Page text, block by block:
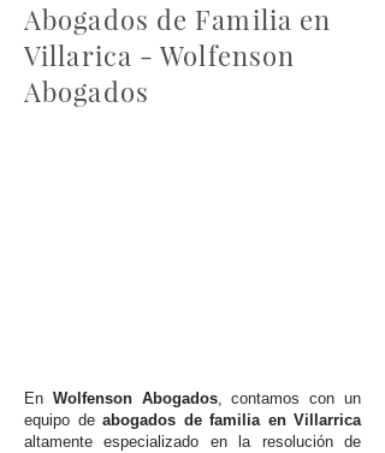
Abogados de Familia en
Villarica - Wolfenson
Abogados
En Wolfenson Abogados, contamos con un
equipo de abogados de familia en Villarrica
altamente especializado en la resolución de